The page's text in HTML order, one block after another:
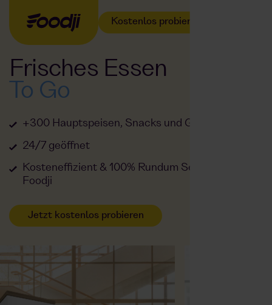
Kostenlos probieren
Frisches Essen
To Go
+300 Hauptspeisen, Snacks und Getränke
24/7 geöffnet
Kosteneffizient & 100% Rundum Service durch
Foodji
Jetzt kostenlos probieren